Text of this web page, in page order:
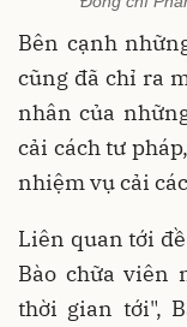
Bên cạnh
cũng đã chỉ ra
nhân của
cải cách tư
nhiệm vụ cải
Liên quan tới
Bào chữa viên
thời gian tới",